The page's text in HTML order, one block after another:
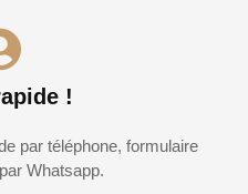
!
par téléphone, formulaire
Whatsapp.